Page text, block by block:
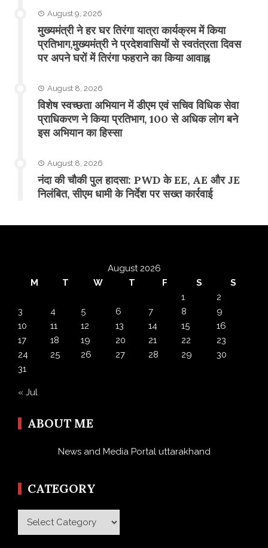
August 9, 2026
मुख्यमंत्री ने हर घर तिरंगा यात्रा कार्यक्रम में किया
प्रतिभाग,मुख्यमंत्री ने प्रदेशवासियों से स्वतंत्रता दिवस
पर अपने घरों में तिरंगा फहराने का किया आवाह्न
August 8, 2026
विशेष स्वच्छता अभियान में डीएम एवं सचिव विधिक सेवा
प्राधिकरण ने किया प्रतिभाग, 100 से अधिक लोग बने
इस अभियान का हिस्सा
August 8, 2026
नंदा की चौकी पुल हादसा: PWD के EE, AE और JE
निलंबित, सीएम धामी के निर्देश पर सख्त कार्रवाई
August 2026
M
T W T F S
S
1
2
3
4 5 6 7 8
9
10
11 12 13 14 15
16
17
18 19 20 21 22
23
24
25 26 27 28 29
30
31
« Jul
ABOUT ME
News and Media Portal uttarakhand
CATEGORY
Category